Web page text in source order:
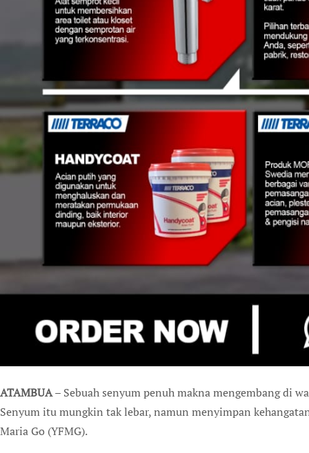
ATAMBUA– Sebuah senyum penuh makna mengembang di
Senyum itu mungkin tak lebar, namun menyimpan
Maria Go (YFMG).